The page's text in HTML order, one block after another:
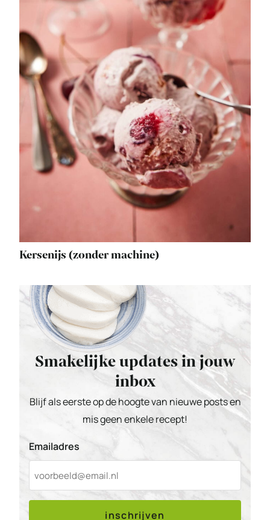
Kersenijs (zonder machine)
Smakelijke updates in jouw
inbox
Blijf als eerste op de hoogte van nieuwe posts en
mis geen enkele recept!
Emailadres
inschrijven